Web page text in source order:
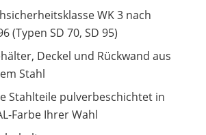
WK 3 nach
(Typen SD 70, SD 95)
Deckel und Rückwand aus
Stahl
Stahlteile pulverbeschichtet in
Farbe Ihrer Wahl